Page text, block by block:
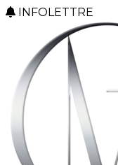
INFOLETTRE